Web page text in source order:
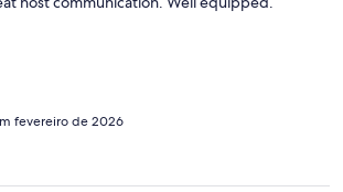
fevereiro de 2026